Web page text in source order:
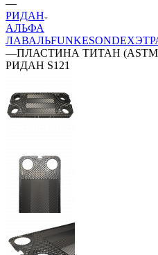
—
РИДАН
АЛЬФА
ЛАВАЛЬFUNKESONDEX
—ПЛАСТИНА ТИТАН (ASTM
РИДАН S121